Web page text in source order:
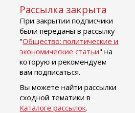
Рассылка закрыта
При закрытии подписчики
были переданы в рассылку
"Общество: политические и
экономические статьи" на
которую и рекомендуем
вам подписаться.
Вы можете найти рассылки
сходной тематики в
Каталоге рассылок.